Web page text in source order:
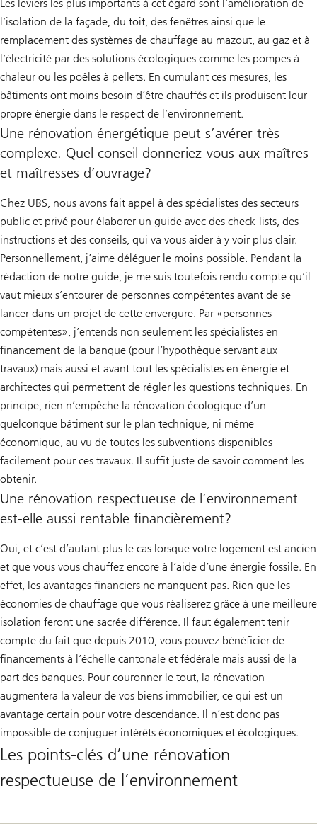
Les leviers les plus importants à cet égard sont l’amélioration de
l’isolation de la façade, du toit, des fenêtres ainsi que le
remplacement des systèmes de chauffage au mazout, au gaz et à
l’électricité par des solutions écologiques comme les pompes à
chaleur ou les poêles à pellets. En cumulant ces mesures, les
bâtiments ont moins besoin d’être chauffés et ils produisent leur
propre énergie dans le respect de l’environnement.
Une rénovation énergétique peut s’avérer très
complexe. Quel conseil donneriez-vous aux maîtres
et maîtresses d’ouvrage?
Chez UBS, nous avons fait appel à des spécialistes des secteurs
public et privé pour élaborer un guide avec des check-lists, des
instructions et des conseils, qui va vous aider à y voir plus clair.
Personnellement, j’aime déléguer le moins possible. Pendant la
rédaction de notre guide, je me suis toutefois rendu compte qu’il
vaut mieux s’entourer de personnes compétentes avant de se
lancer dans un projet de cette envergure. Par «personnes
compétentes», j’entends non seulement les spécialistes en
financement de la banque (pour l’hypothèque servant aux
travaux) mais aussi et avant tout les spécialistes en énergie et
architectes qui permettent de régler les questions techniques. En
principe, rien n’empêche la rénovation écologique d’un
quelconque bâtiment sur le plan technique, ni même
économique, au vu de toutes les subventions disponibles
facilement pour ces travaux. Il suffit juste de savoir comment les
obtenir.
Une rénovation respectueuse de l’environnement
est-elle aussi rentable financièrement?
Oui, et c’est d’autant plus le cas lorsque votre logement est ancien
et que vous vous chauffez encore à l’aide d’une énergie fossile. En
effet, les avantages financiers ne manquent pas. Rien que les
économies de chauffage que vous réaliserez grâce à une meilleure
isolation feront une sacrée différence. Il faut également tenir
compte du fait que depuis 2010, vous pouvez bénéficier de
financements à l’échelle cantonale et fédérale mais aussi de la
part des banques. Pour couronner le tout, la rénovation
augmentera la valeur de vos biens immobilier, ce qui est un
avantage certain pour votre descendance. Il n’est donc pas
impossible de conjuguer intérêts économiques et écologiques.
Les points-clés d’une rénovation
respectueuse de l’environnement